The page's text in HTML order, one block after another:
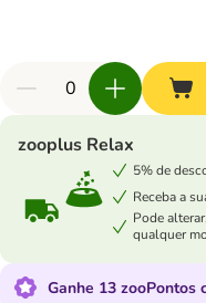
zooplus Relax
5% de
Receba a
Pode
qualquer
Ganhe 13 zooPontos